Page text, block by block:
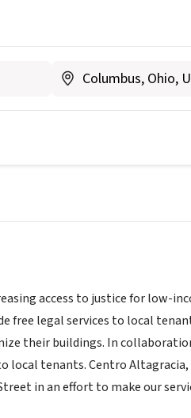
(PRNQ)
access to justice for low-
legal services to local
their buildings. In
local tenants. Centro
in an effort to make our